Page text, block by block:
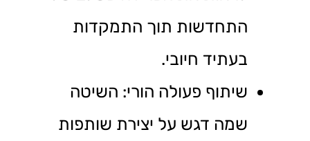
התחדשות תוך התמקדות
בעתיד חיובי.
שיתוף פעולה הורי: השיטה
שמה דגש על יצירת שותפות